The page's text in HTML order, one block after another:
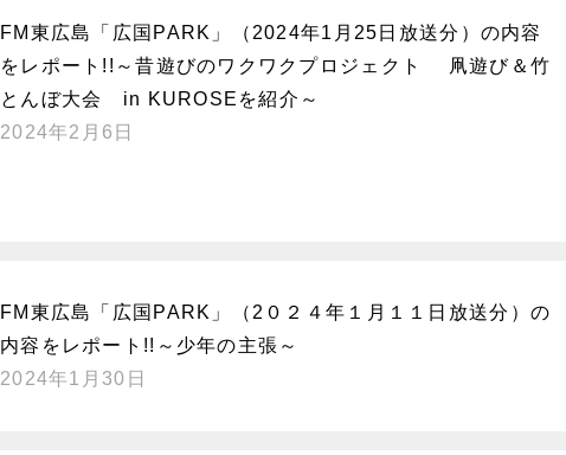
FM東広島「広国PARK」（2024年1月25日放送分）の内容
をレポート!!～昔遊びのワクワクプロジェクト 凧遊び＆竹
とんぼ大会 in KUROSEを紹介～
2024年2月6日
FM東広島「広国PARK」（2０２４年１月１１日放送分）の
内容をレポート!!～少年の主張～
2024年1月30日